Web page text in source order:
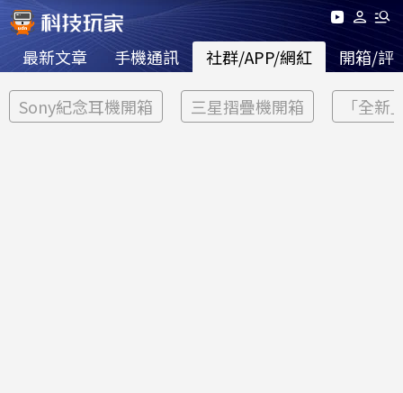
最新文章 手機通訊 社群/APP/網紅 開箱/評
Sony紀念耳機開箱 三星摺疊機開箱 「全新